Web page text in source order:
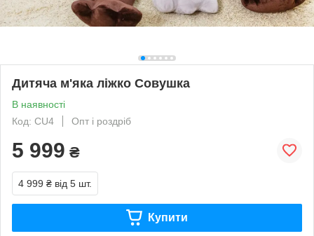
Дитяча м'яка ліжко Совушка
В наявності
Код: CU4
Опт і роздріб
5 999 ₴
4 999 ₴ від 5 шт.
Купити